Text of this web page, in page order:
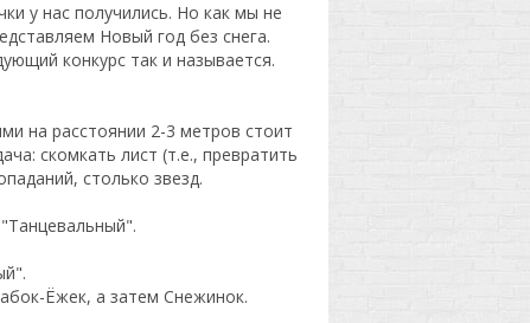
у нас получились. Но как мы не
Новый год без снега.
конкурс так и называется.
на расстоянии 2-3 метров стоит
скомкать лист (т.е., превратить
столько звезд.
Ёжек, а затем Снежинок.